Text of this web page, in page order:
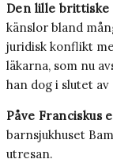
Den lille brittiske
känslor bland
juridisk konflikt
läkarna, som nu
han dog i slutet av
Påve Franciskus
barnsjukhuset
utresan.